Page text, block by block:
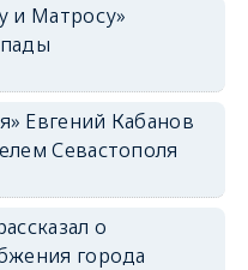
и Матросу»
Евгений Кабанов
Севастополя
о
города